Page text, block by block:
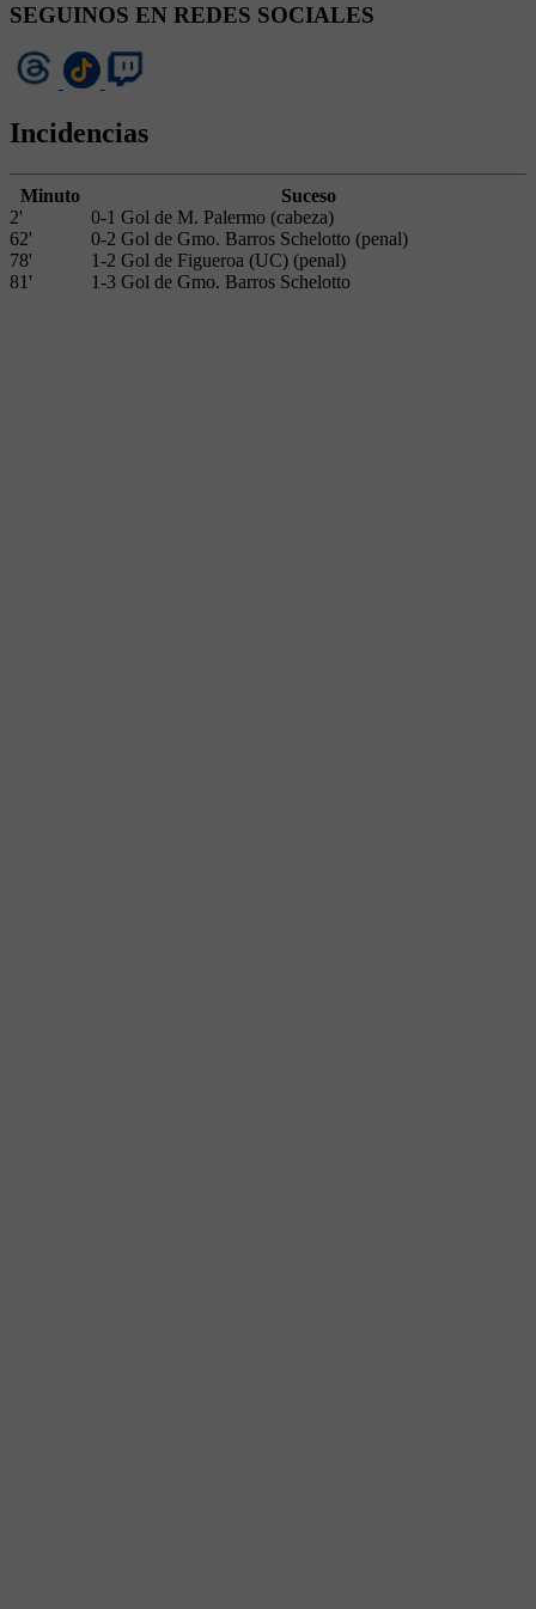
SEGUINOS EN REDES SOCIALES
Incidencias
Minuto
Suceso
2'
0-1 Gol de M. Palermo (cabeza)
62'
0-2 Gol de Gmo. Barros Schelotto (penal)
78'
1-2 Gol de Figueroa (UC) (penal)
81'
1-3 Gol de Gmo. Barros Schelotto